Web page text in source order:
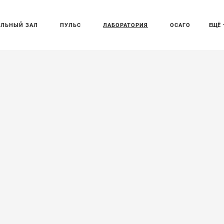
ЕЩЁ
ЗАЛ ПУЛЬС ЛАБОРАТОРИЯ ОСАГО
Carrera GT